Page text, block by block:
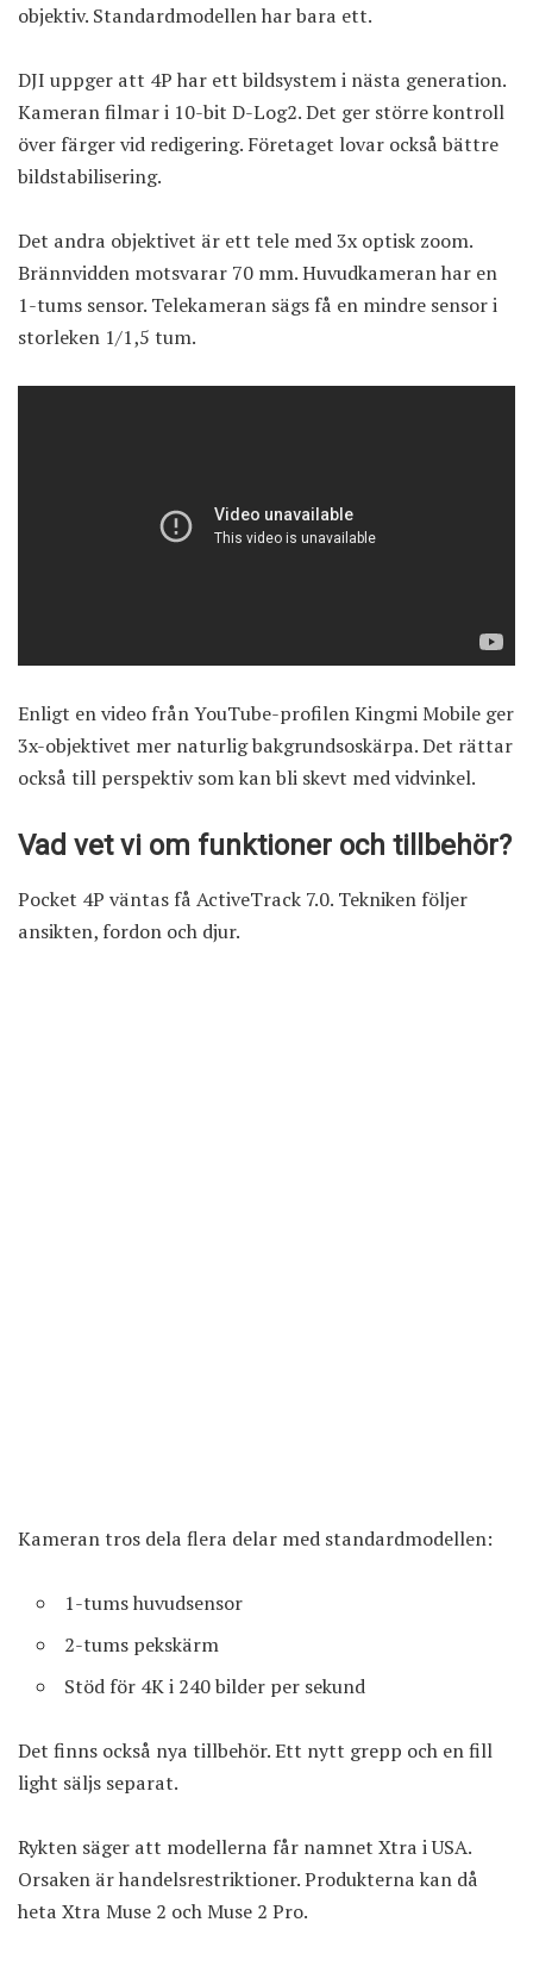
objektiv. Standardmodellen har bara ett.
DJI uppger att 4P har ett bildsystem i nästa generation.
Kameran filmar i 10-bit D-Log2. Det ger större kontroll
över färger vid redigering. Företaget lovar också bättre
bildstabilisering.
Det andra objektivet är ett tele med 3x optisk zoom.
Brännvidden motsvarar 70 mm. Huvudkameran har en
1-tums sensor. Telekameran sägs få en mindre sensor i
storleken 1/1,5 tum.
Enligt en video från YouTube-profilen Kingmi Mobile ger
3x-objektivet mer naturlig bakgrundsoskärpa. Det rättar
också till perspektiv som kan bli skevt med vidvinkel.
Vad vet vi om funktioner och tillbehör?
Pocket 4P väntas få ActiveTrack 7.0. Tekniken följer
ansikten, fordon och djur.
Kameran tros dela flera delar med standardmodellen:
1-tums huvudsensor
2-tums pekskärm
Stöd för 4K i 240 bilder per sekund
Det finns också nya tillbehör. Ett nytt grepp och en fill
light säljs separat.
Rykten säger att modellerna får namnet Xtra i USA.
Orsaken är handelsrestriktioner. Produkterna kan då
heta Xtra Muse 2 och Muse 2 Pro.